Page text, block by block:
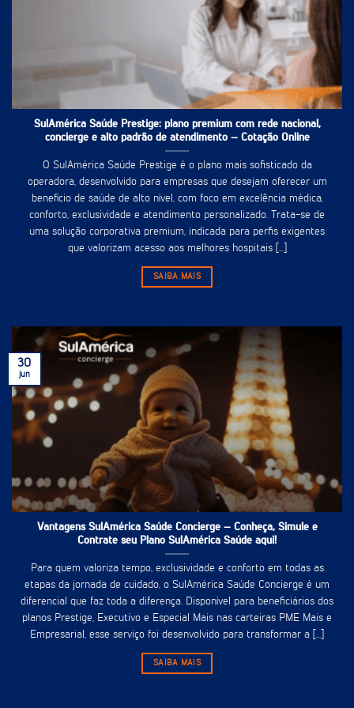
SulAmérica Saúde Prestige: plano premium com rede nacional,
concierge e alto padrão de atendimento – Cotação Online
O SulAmérica Saúde Prestige é o plano mais sofisticado da
operadora, desenvolvido para empresas que desejam oferecer um
benefício de saúde de alto nível, com foco em excelência médica,
conforto, exclusividade e atendimento personalizado. Trata-se de
uma solução corporativa premium, indicada para perfis exigentes
que valorizam acesso aos melhores hospitais [...]
SAIBA MAIS
Vantagens SulAmérica Saúde Concierge – Conheça, Simule e
Contrate seu Plano SulAmérica Saúde aqui!
Para quem valoriza tempo, exclusividade e conforto em todas as
etapas da jornada de cuidado, o SulAmérica Saúde Concierge é um
diferencial que faz toda a diferença. Disponível para beneficiários dos
planos Prestige, Executivo e Especial Mais nas carteiras PME Mais e
Empresarial, esse serviço foi desenvolvido para transformar a [...]
SAIBA MAIS
30
jun